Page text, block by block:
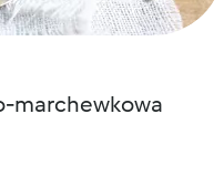
marchewkowa